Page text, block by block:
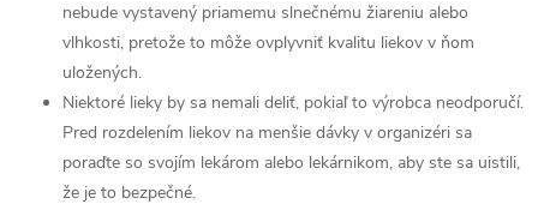
nebude vystavený priamemu slnečnému žiareniu alebo
vlhkosti, pretože to môže ovplyvniť kvalitu liekov v ňom
uložených.
Niektoré lieky by sa nemali deliť, pokiaľ to výrobca neodporučí.
Pred rozdelením liekov na menšie dávky v organizéri sa
poraďte so svojím lekárom alebo lekárnikom, aby ste sa uistili,
že je to bezpečné.